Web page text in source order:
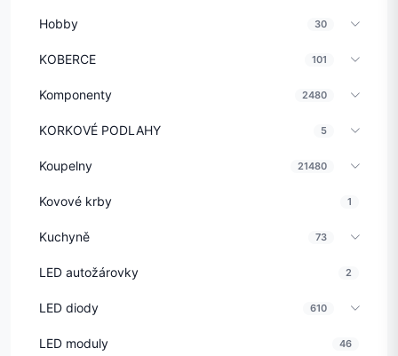
Hobby 30
KOBERCE 101
Komponenty 2480
KORKOVÉ PODLAHY 5
Koupelny 21480
Kovové krby 1
Kuchyně 73
LED autožárovky 2
LED diody 610
LED moduly 46